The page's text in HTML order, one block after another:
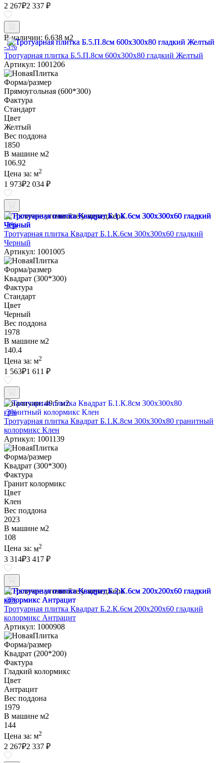
2 267₽2 337 ₽
В наличии: 6.638 м2
-3%
Тротуарная плитка Б.5.П.8см 600х300х80 гладкий Желтый
Артикул: 1001206
Форма/размер
Прямоугольная (600*300)
Фактура
Стандарт
Цвет
Желтый
Вес поддона
1850
В машине м2
106.92
Цена за: м2
1 973₽2 034 ₽
Наличие уточняйте у менеджера
-3%
Тротуарная плитка Квадрат Б.1.К.6см 300х300х60 гладкий
Черный
Артикул: 1001005
Форма/размер
Квадрат (300*300)
Фактура
Стандарт
Цвет
Черный
Вес поддона
1978
В машине м2
140.4
Цена за: м2
1 563₽1 611 ₽
В наличии: 49.5 м2
-3%
Тротуарная плитка Квадрат Б.1.К.8см 300х300х80 гранитный
колормикс Клен
Артикул: 1001139
Форма/размер
Квадрат (300*300)
Фактура
Гранит колормикс
Цвет
Клен
Вес поддона
2023
В машине м2
108
Цена за: м2
3 314₽3 417 ₽
Наличие уточняйте у менеджера
-3%
Тротуарная плитка Квадрат Б.2.К.6см 200х200х60 гладкий
колормикс Антрацит
Артикул: 1000908
Форма/размер
Квадрат (200*200)
Фактура
Гладкий колормикс
Цвет
Антрацит
Вес поддона
1979
В машине м2
144
Цена за: м2
2 267₽2 337 ₽